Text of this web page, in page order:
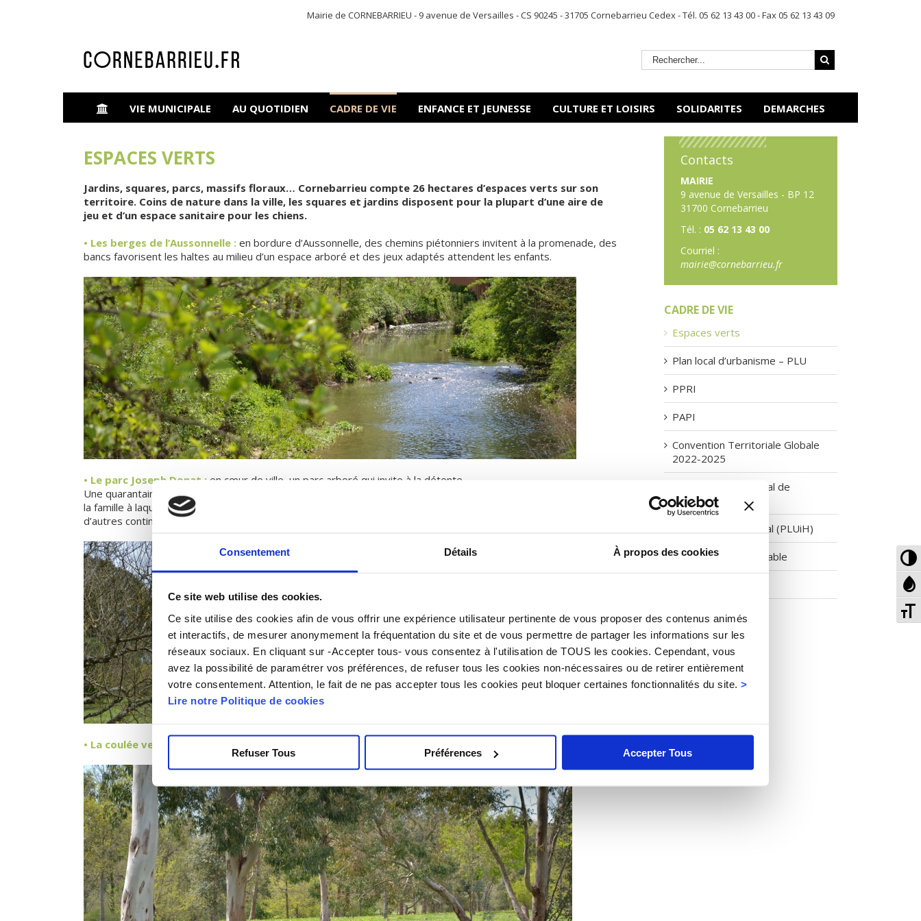
Consentement Détails À propos des cookies
Ce site web utilise des cookies.
Ce site utilise des cookies afin de vous offrir une expérience utilisateur pertinente de vous proposer des contenus animés
et interactifs, de mesurer anonymement la fréquentation du site et de vous permettre de partager les informations sur les
réseaux sociaux. En cliquant sur -Accepter tous- vous consentez à l'utilisation de TOUS les cookies. Cependant, vous
avez la possibilité de paramétrer vos préférences, de refuser tous les cookies non-nécessaires ou de retirer entièrement
votre consentement. Attention, le fait de ne pas accepter tous les cookies peut bloquer certaines fonctionnalités du site. >
Lire notre Politique de cookies
Refuser Tous Préférences Accepter Tous
Mairie de CORNEBARRIEU - 9 avenue de Versailles - CS 90245 - 31705 Cornebarrieu Cedex - Tél. 05 62 13 43 00 - Fax 05 62 13 43 09
VIE MUNICIPALE AU QUOTIDIEN CADRE DE VIE ENFANCE ET JEUNESSE CULTURE ET LOISIRS SOLIDARITES DEMARCHES
ESPACES VERTS
Jardins, squares, parcs, massifs floraux… Cornebarrieu compte 26 hectares d’espaces verts sur son
territoire. Coins de nature dans la ville, les squares et jardins disposent pour la plupart d’une aire de
jeu et d’un espace sanitaire pour les chiens.
• Les berges de l’Aussonnelle : en bordure d’Aussonnelle, des chemins piétonniers invitent à la promenade, des
bancs favorisent les haltes au milieu d’un espace arboré et des jeux adaptés attendent les enfants.
• Le parc Joseph Donat : en cœur de ville, un parc arboré qui invite à la détente.
Une quarantaine d’arbres portent un petit panneau vert indiquant leur nom (latin et français),
la famille à laquelle ils appartiennent, et leur région d’origine car beaucoup ont été introduits à partir
d’autres continents.
• La coulée verte des Monges :
Contacts
MAIRIE
9 avenue de Versailles - BP 12
31700 Cornebarrieu
Tél. : 05 62 13 43 00
Courriel :
mairie@cornebarrieu.fr
CADRE DE VIE
Espaces verts
Plan local d’urbanisme – PLU
PPRI
PAPI
Convention Territoriale Globale
2022-2025
Inventaire patrimonial de
Cornebarrieu
Plan Guide Communal (PLUiH)
Développement durable